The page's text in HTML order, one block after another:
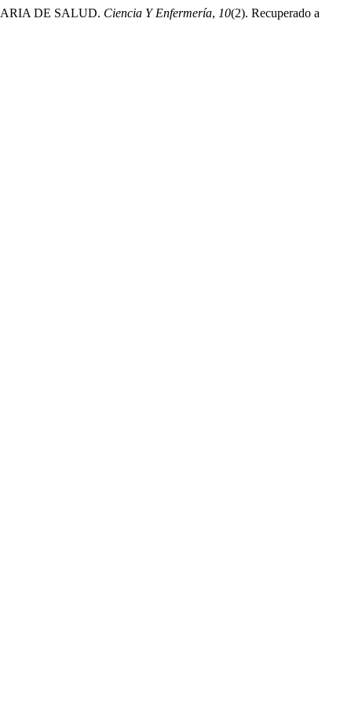
DE SALUD. Ciencia Y Enfermería, 10(2). Recuperado a